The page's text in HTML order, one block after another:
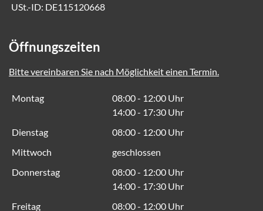
USt.-ID: DE115120668
Öffnungszeiten
Bitte vereinbaren Sie nach Möglichkeit einen Termin.
Montag
08:00 - 12:00 Uhr
14:00 - 17:30 Uhr
Dienstag
08:00 - 12:00 Uhr
Mittwoch
geschlossen
Donnerstag
08:00 - 12:00 Uhr
14:00 - 17:30 Uhr
Freitag
08:00 - 12:00 Uhr